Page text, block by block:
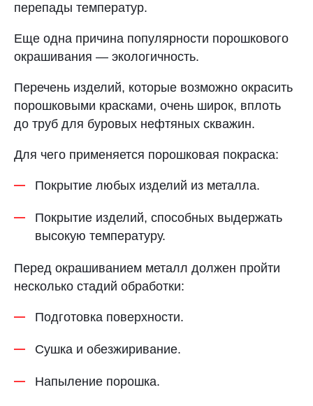
sale@plastikam.ru
перепады температур.
Еще одна причина популярности порошкового
окрашивания — экологичность.
Перечень изделий, которые возможно окрасить
порошковыми красками, очень широк, вплоть
до труб для буровых нефтяных скважин.
Для чего применяется порошковая покраска:
Покрытие любых изделий из металла.
Покрытие изделий, способных выдержать
высокую температуру.
Перед окрашиванием металл должен пройти
несколько стадий обработки:
Подготовка поверхности.
Сушка и обезжиривание.
Напыление порошка.